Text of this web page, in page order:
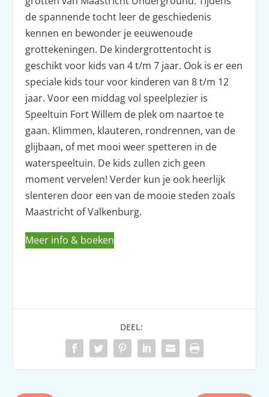
de spannende tocht leer de geschiedenis
kennen en bewonder je eeuwenoude
grottekeningen. De kindergrottentocht is
geschikt voor kids van 4 t/m 7 jaar. Ook is er een
speciale kids tour voor kinderen van 8 t/m 12
jaar. Voor een middag vol speelplezier is
Speeltuin Fort Willem de plek om naartoe te
gaan. Klimmen, klauteren, rondrennen, van de
glijbaan, of met mooi weer spetteren in de
waterspeeltuin. De kids zullen zich geen
moment vervelen! Verder kun je ook heerlijk
slenteren door een van de mooie steden zoals
Maastricht of Valkenburg.
Meer info & boeken
DEEL: